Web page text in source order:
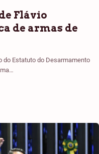
Flávio
de armas de
do Estatuto do Desarmamento